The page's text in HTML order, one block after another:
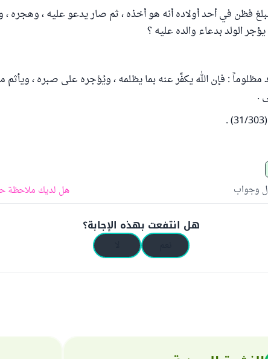
فظن في أحد أولاده أنه هو أخذه ، ثم صار يدعو عليه ، وهجره ،
الولد بدعاء والده عليه ؟
مظلوماً : فإن الله يكفِّر عنه بما يظلمه ، ويُؤجره على صبره ،
.
.
وجواب هل لديك ملاحظة
هل انتفعت بهذه الإجابة؟